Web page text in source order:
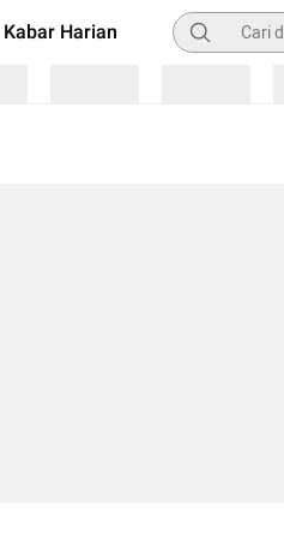
Kabar Harian Pencarian